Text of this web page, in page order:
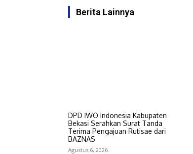
Berita Lainnya
DPD IWO Indonesia Kabupaten
Bekasi Serahkan Surat Tanda
Terima Pengajuan Rutisae dari
BAZNAS
Agustus 6, 2026